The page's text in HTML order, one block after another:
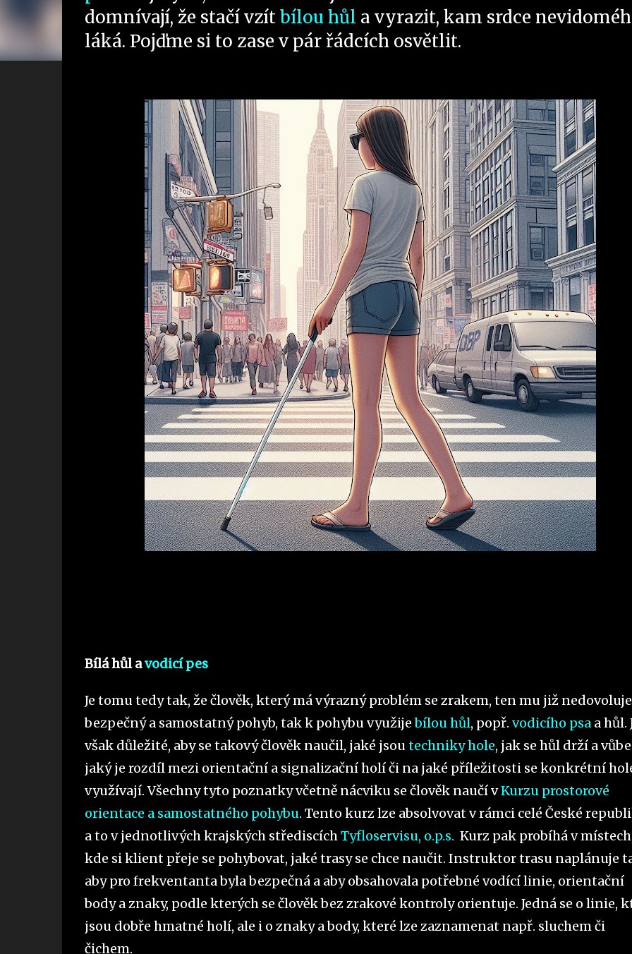
domnívají, že stačí vzít bílou hůl a vyrazit, kam srdce
láká. Pojďme si to zase v pár řádcích osvětlit.
Bílá hůl avodicí pes
Je tomu tedy tak, že člověk, který má výrazný problém se zrakem, ten mu již nedovoluje
bezpečný a samostatný pohyb, tak k pohybu využijebílou hůl, popř. vodicího psaa hůl.
však důležité, aby se takový člověk naučil, jaké jsoutechniky hole, jak se hůl drží a
jaký je rozdíl mezi orientační a signalizační holí či na jaké příležitosti se konkrétní
využívají. Všechny tyto poznatky včetně nácviku se člověk naučí vKurzu prostorové
orientace a samostatného pohybu. Tento kurz lze absolvovat v rámci celé České
a to v jednotlivých krajských střediscíchTyfloservisu, o.p.s. Kurz pak probíhá v
kde si klient přeje se pohybovat, jaké trasy se chce naučit. Instruktor trasu naplánuje
aby pro frekventanta byla bezpečná a aby obsahovala potřebné vodící linie, orientační
body a znaky, podle kterých se člověk bez zrakové kontroly orientuje. Jedná se o linie,
jsou dobře hmatné holí, ale i o znaky a body, které lze zaznamenat např. sluchem či
čichem.